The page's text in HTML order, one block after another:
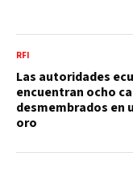
RFI
Las autoridades
encuentran ocho
desmembrados en
oro